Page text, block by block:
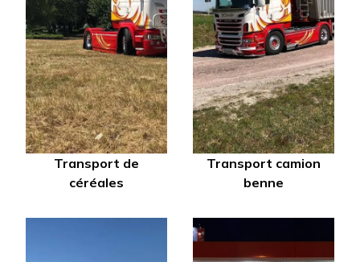
Transport de
céréales
Transport camion
benne